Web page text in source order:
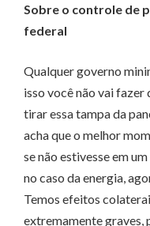
Sobre o controle de
federal
Qualquer governo
isso você não vai fazer
tirar essa tampa da
acha que o melhor
se não estivesse em
no caso da energia,
Temos efeitos
extremamente graves,